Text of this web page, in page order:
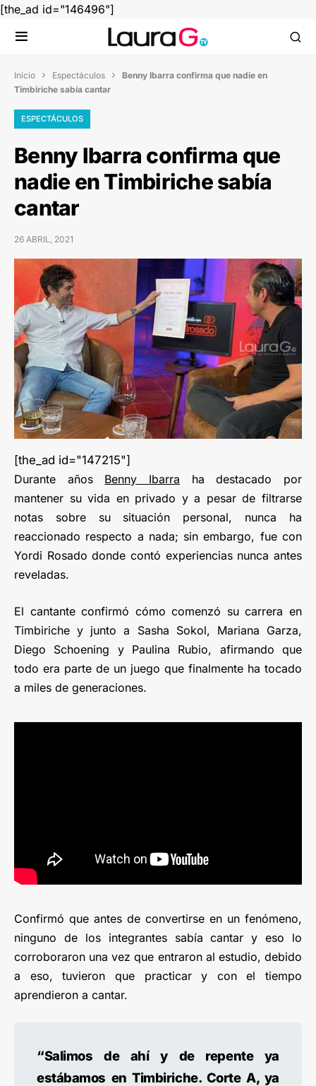
[the_ad id="146496"]
Inicio  Espectáculos  Benny Ibarra confirma que nadie en
Timbiriche sabía cantar
ESPECTÁCULOS
Benny Ibarra confirma que
nadie en Timbiriche sabía
cantar
26 ABRIL, 2021
[the_ad id="147215"]
Durante años Benny Ibarra ha destacado por
mantener su vida en privado y a pesar de filtrarse
notas sobre su situación personal, nunca ha
reaccionado respecto a nada; sin embargo, fue con
Yordi Rosado donde contó experiencias nunca antes
reveladas.
El cantante confirmó cómo comenzó su carrera en
Timbiriche y junto a Sasha Sokol, Mariana Garza,
Diego Schoening y Paulina Rubio, afirmando que
todo era parte de un juego que finalmente ha tocado
a miles de generaciones.
Confirmó que antes de convertirse en un fenómeno,
ninguno de los integrantes sabía cantar y eso lo
corroboraron una vez que entraron al estudio, debido
a eso, tuvieron que practicar y con el tiempo
aprendieron a cantar.
“Salimos de ahí y de repente ya
estábamos en Timbiriche. Corte A, ya